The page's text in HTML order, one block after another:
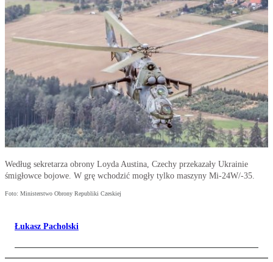
Według sekretarza obrony Loyda Austina, Czechy przekazały Ukrainie
śmigłowce bojowe. W grę wchodzić mogły tylko maszyny Mi-24W/-35.
Foto: Ministerstwo Obrony Republiki Czeskiej
Łukasz Pacholski